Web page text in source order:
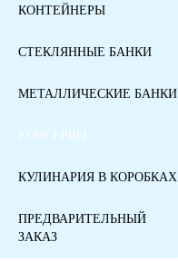
КОНТЕЙНЕРЫ
СТЕКЛЯННЫЕ БАНКИ
МЕТАЛЛИЧЕСКИЕ БАНКИ
КОНСЕРВЫ
КУЛИНАРИЯ В КОРОБКАХ
ПРЕДВАРИТЕЛЬНЫЙ
ЗАКАЗ